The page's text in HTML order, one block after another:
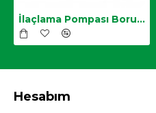
İlaçlama Pompası Borusu,Krom Lens
Hesabım